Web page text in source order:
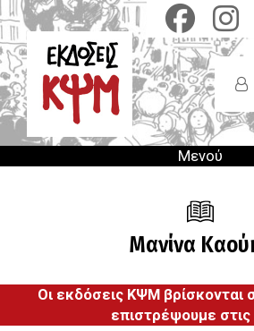
Παράκαμψη
προς
το
κυρίως
περιεχόμενο
Users
Menu
Μενού
Μανίνα
Οι εκδόσεις ΚΨΜ βρίσκονται
επιστρέψουμε